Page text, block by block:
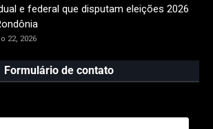
e federal que disputam eleições 2026
22, 2026
Formulário de contato